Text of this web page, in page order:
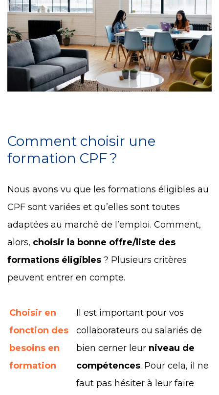
Comment choisir une
formation CPF ?
Nous avons vu que les formations éligibles au
CPF sont variées et qu’elles sont toutes
adaptées au marché de l’emploi. Comment,
alors, choisir la bonne offre/liste des
formations éligibles ? Plusieurs critères
peuvent entrer en compte.
Choisir en
fonction des
besoins en
formation
Il est important pour vos
collaborateurs ou salariés de
bien cerner leur niveau de
compétences. Pour cela, il ne
faut pas hésiter à leur faire